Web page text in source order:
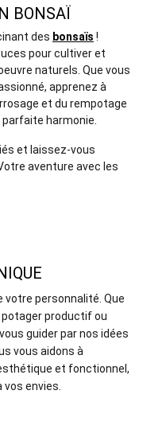
BONSAÏ
des bonsaïs !
pour cultiver et
naturels. Que vous
apprenez à
et du rempotage
harmonie.
et laissez-vous
aventure avec les
votre personnalité. Que
potager productif ou
guider par nos idées
vous aidons à
et fonctionnel,
envies.